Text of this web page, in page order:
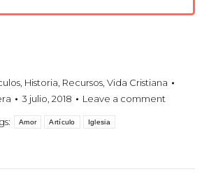
, Historia Recursos, Vida Cristiana
3 julio, 2018 Leave a comment
Amor Artículo Iglesia